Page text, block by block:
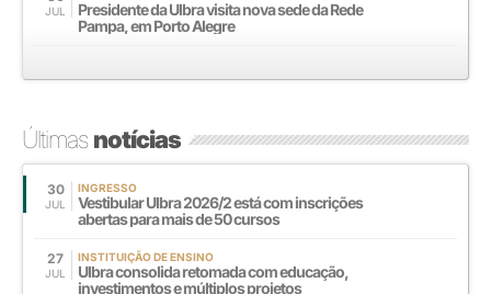
JUL
Presidente da Ulbra visita nova sede da Rede
Pampa, em Porto Alegre
Últimasnotícias
30
JUL
INGRESSO
Vestibular Ulbra 2026/2 está com inscrições
abertas para mais de 50 cursos
27
JUL
INSTITUIÇÃO DE ENSINO
Ulbra consolida retomada com educação,
investimentos e múltiplos projetos